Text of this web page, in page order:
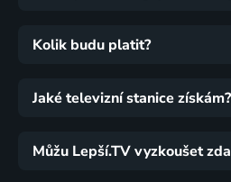
Kolik budu platit?
Jaké televizní stanice získám?
Můžu Lepší.TV vyzkoušet